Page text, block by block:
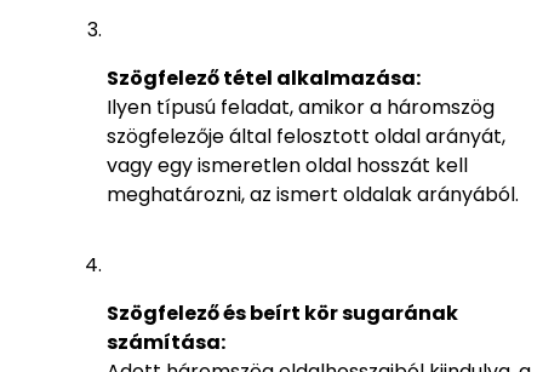
Szögfelező tétel alkalmazása:
Ilyen típusú feladat, amikor a háromszög
szögfelezője által felosztott oldal arányát,
vagy egy ismeretlen oldal hosszát kell
meghatározni, az ismert oldalak arányából.
Szögfelező és beírt kör sugarának
számítása: